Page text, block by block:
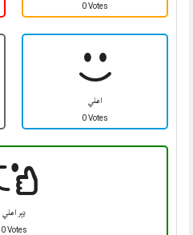
0 Votes
اعلي
0 Votes
ډېر اعلي
0 Votes